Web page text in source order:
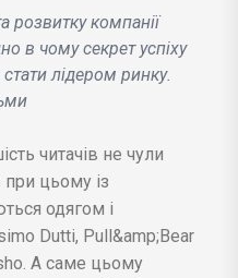
розвитку компанії
в чому секрет успіху
лідером ринку.
читачів не чули
цьому із
одягом і
Dutti, Pull&amp;Bear
А саме цьому